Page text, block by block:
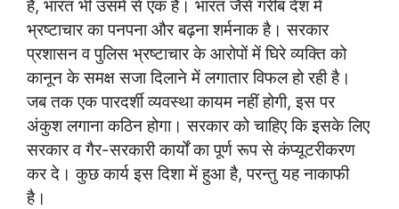
हैं, भारत भी उसमें से एक है। भारत जैसे गरीब देश में
भ्रष्टाचार का पनपना और बढ़ना शर्मनाक है। सरकार
प्रशासन व पुलिस भ्रष्टाचार के आरोपों में घिरे व्यक्ति को
कानून के समक्ष सजा दिलाने में लगातार विफल हो रही है।
जब तक एक पारदर्शी व्यवस्था कायम नहीं होगी, इस पर
अंकुश लगाना कठिन होगा। सरकार को चाहिए कि इसके लिए
सरकार व गैर-सरकारी कार्यों का पूर्ण रूप से कंप्यूटरीकरण
कर दे। कुछ कार्य इस दिशा में हुआ है, परन्तु यह नाकाफी
है।